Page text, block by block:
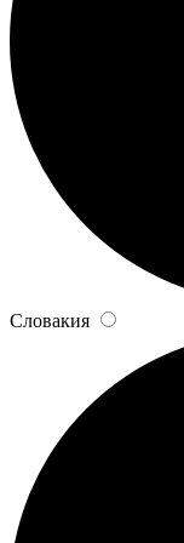
Словакия